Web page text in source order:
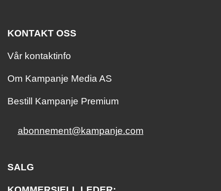
KONTAKT OSS
Vår kontaktinfo
Om Kampanje Media AS
Bestill Kampanje Premium
abonnement@kampanje.com
SALG